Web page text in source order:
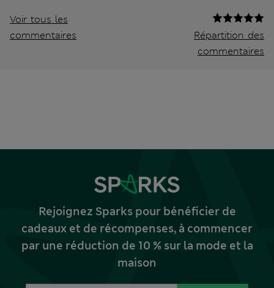
Voir tous les
commentaires
Répartition des
commentaires
Rejoignez Sparks pour bénéficier de
cadeaux et de récompenses, à commencer
par une réduction de 10 % sur la mode et la
maison